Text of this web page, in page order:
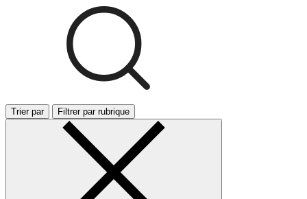
Trier par Filtrer par rubrique